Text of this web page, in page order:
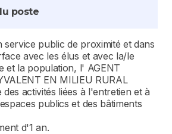
poste
service public de proximité et dans
avec les élus et avec la/le
et la population, l' AGENT
EN MILIEU RURAL
activités liées à l'entretien et à
publics et des bâtiments
d'1 an.